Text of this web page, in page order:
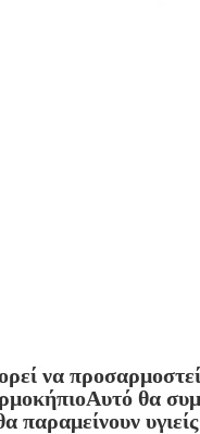
να
θα
παραμείνουν